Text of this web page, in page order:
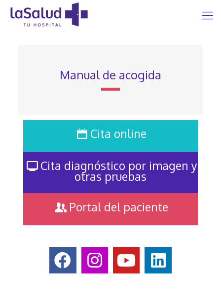
Manual de acogida
Cita online
Cita diagnóstico por imagen y
otras pruebas
Portal del paciente